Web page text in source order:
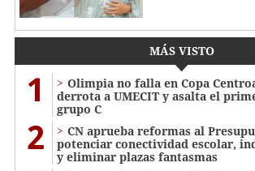
MÁS VISTO
1
Olimpia no falla en Copa
derrota a UMECIT y asalta el
grupo C
2
CN aprueba reformas al
potenciar conectividad escolar,
y eliminar plazas fantasmas